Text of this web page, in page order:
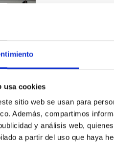
usa cookies
sitio web se usan para
Además, compartimos
y análisis web,
a partir del uso que haya